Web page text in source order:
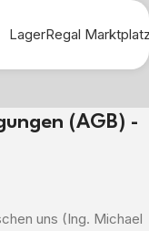
LagerRegal
(AGB) -
uns (Ing. Michael